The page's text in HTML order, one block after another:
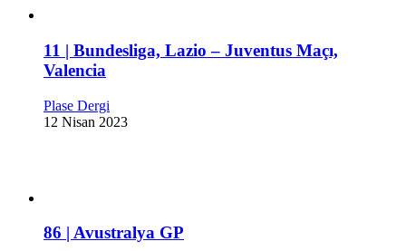
11 | Bundesliga, Lazio – Juventus Maçı,
Valencia
Plase Dergi
12 Nisan 2023
86 | Avustralya GP